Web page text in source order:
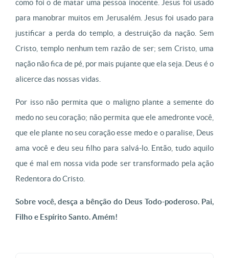
como foi o de matar uma pessoa inocente. Jesus foi usado
para manobrar muitos em Jerusalém. Jesus foi usado para
justificar a perda do templo, a destruição da nação. Sem
Cristo, templo nenhum tem razão de ser; sem Cristo, uma
nação não fica de pé, por mais pujante que ela seja. Deus é o
alicerce das nossas vidas.
Por isso não permita que o maligno plante a semente do
medo no seu coração; não permita que ele amedronte você,
que ele plante no seu coração esse medo e o paralise, Deus
ama você e deu seu filho para salvá-lo. Então, tudo aquilo
que é mal em nossa vida pode ser transformado pela ação
Redentora do Cristo.
Sobre você, desça a bênção do Deus Todo-poderoso. Pai,
Filho e Espírito Santo. Amém!